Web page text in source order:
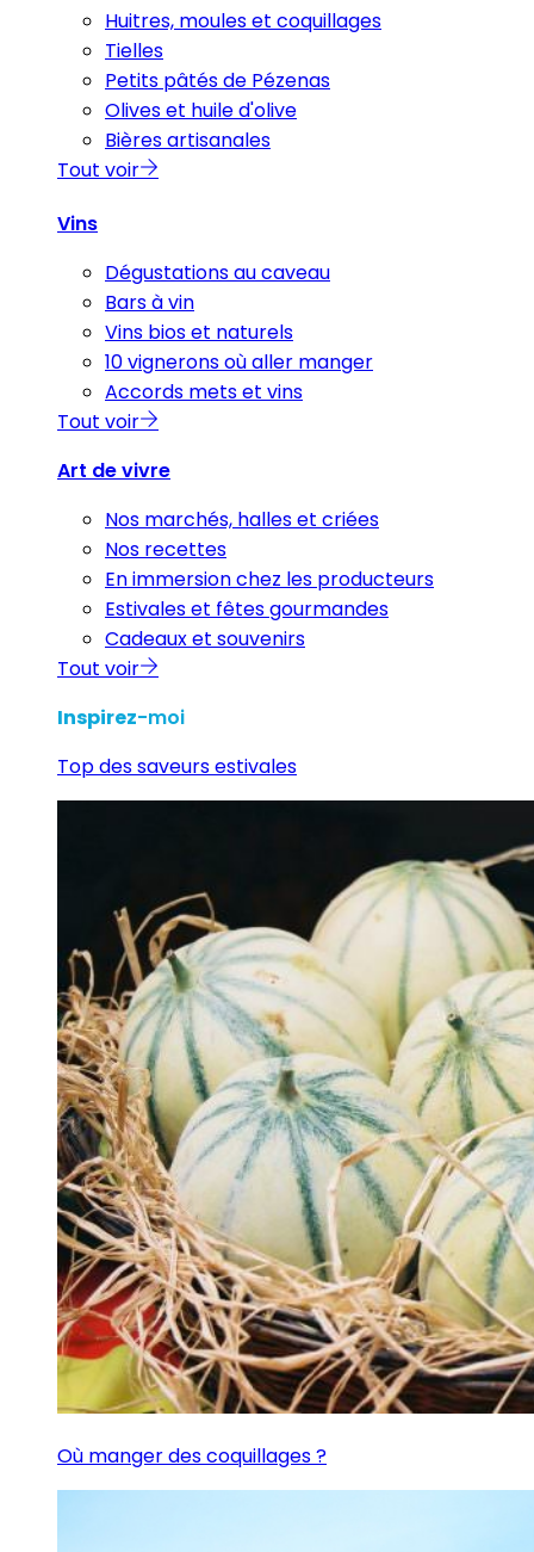
Huitres, moules et coquillages
Tielles
Petits pâtés de Pézenas
Olives et huile d'olive
Bières artisanales
Tout voir
Vins
Dégustations au caveau
Bars à vin
Vins bios et naturels
10 vignerons où aller manger
Accords mets et vins
Tout voir
Art de vivre
Nos marchés, halles et criées
Nos recettes
En immersion chez les producteurs
Estivales et fêtes gourmandes
Cadeaux et souvenirs
Tout voir
Inspirez-moi
Top des saveurs estivales
Où manger des coquillages ?